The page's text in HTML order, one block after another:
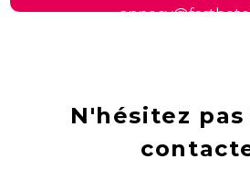
N'hésitez pas